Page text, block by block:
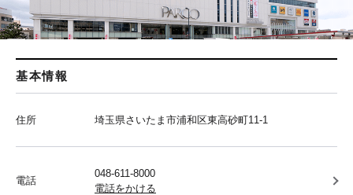
基本情報
住所 埼玉県さいたま市浦和区東高砂町11-1
電話
048-611-8000
電話をかける